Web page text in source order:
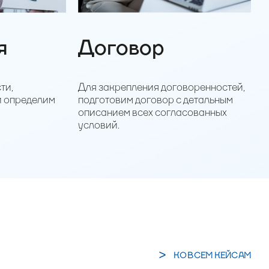
определим
Договор
Для закрепления договоренностей,
подготовим договор с детальным
описанием всех согласованных
условий.
КО ВСЕМ КЕЙСАМ